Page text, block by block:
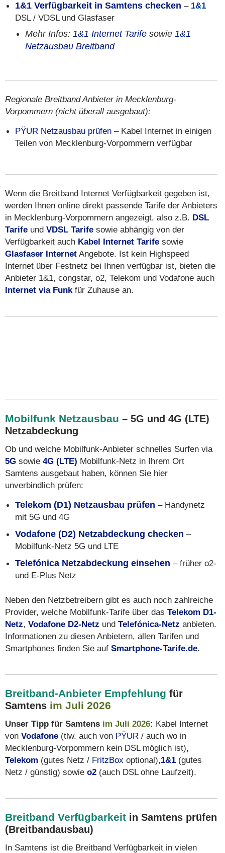
1&1 Verfügbarkeit in Samtens checken – 1&1
DSL / VDSL und Glasfaser
Mehr Infos: 1&1 Internet Tarife sowie 1&1
Netzausbau Breitband
Regionale Breitband Anbieter in Mecklenburg-
Vorpommern (nicht überall ausgebaut):
PŸUR Netzausbau prüfen – Kabel Internet in einigen
Teilen von Mecklenburg-Vorpommern verfügbar
Wenn die Breitband Internet Verfügbarkeit gegeben ist,
werden Ihnen online direkt passende Tarife der Anbieters
in Mecklenburg-Vorpommern angezeigt, also z.B. DSL
Tarife und VDSL Tarife sowie abhängig von der
Verfügbarkeit auch Kabel Internet Tarife sowie
Glasfaser Internet Angebote. Ist kein Highspeed
Internet über Festnetz bei Ihnen verfügbar ist, bieten die
Anbieter 1&1, congstar, o2, Telekom und Vodafone auch
Internet via Funkfür Zuhause an.
Mobilfunk Netzausbau – 5G und 4G (LTE)
Netzabdeckung
Ob und welche Mobilfunk-Anbieter schnelles Surfen via
5G sowie 4G (LTE) Mobilfunk-Netz in Ihrem Ort
Samtens ausgebaut haben, können Sie hier
unverbindlich prüfen:
Telekom (D1) Netzausbau prüfen – Handynetz
mit 5G und 4G
Vodafone (D2) Netzabdeckung checken –
Mobilfunk-Netz 5G und LTE
Telefónica Netzabdeckung einsehen – früher o2-
und E-Plus Netz
Neben den Netzbetreibern gibt es auch noch zahlreiche
Provider, welche Mobilfunk-Tarife über das Telekom D1-
Netz, Vodafone D2-Netz und Telefónica-Netz anbieten.
Informationen zu diesen Anbietern, allen Tarifen und
Smartphones finden Sie auf Smartphone-Tarife.de.
Breitband-Anbieter Empfehlung für
Samtens im Juli 2026
Unser Tipp für Samtens im Juli 2026: Kabel Internet
von Vodafone (tlw. auch von PŸUR / auch wo in
Mecklenburg-Vorpommern kein DSL möglich ist),
Telekom (gutes Netz / FritzBox optional),1&1 (gutes
Netz / günstig) sowie o2 (auch DSL ohne Laufzeit).
Breitband Verfügbarkeit in Samtens prüfen
(Breitbandausbau)
In Samtens ist die Breitband Verfügbarkeit in vielen